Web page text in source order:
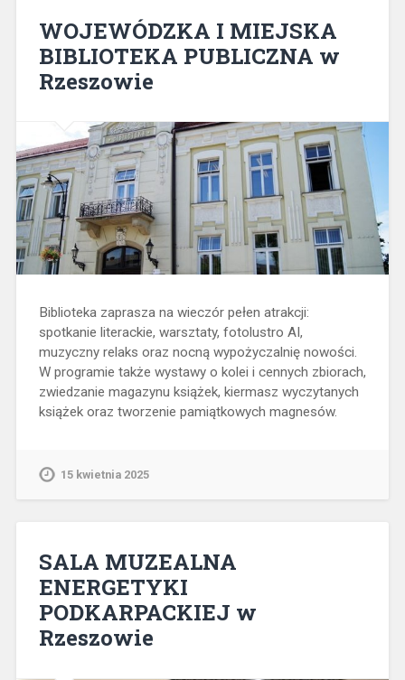
WOJEWÓDZKA I MIEJSKA
BIBLIOTEKA PUBLICZNA w
Rzeszowie
Biblioteka zaprasza na wieczór pełen atrakcji:
spotkanie literackie, warsztaty, fotolustro AI,
muzyczny relaks oraz nocną wypożyczalnię nowości.
W programie także wystawy o kolei i cennych zbiorach,
zwiedzanie magazynu książek, kiermasz wyczytanych
książek oraz tworzenie pamiątkowych magnesów.
15 kwietnia 2025
SALA MUZEALNA
ENERGETYKI
PODKARPACKIEJ w
Rzeszowie